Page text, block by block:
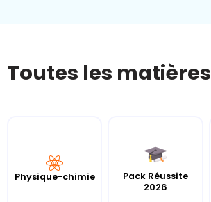
Toutes les matières
Physique-chimie
Pack Réussite
2026